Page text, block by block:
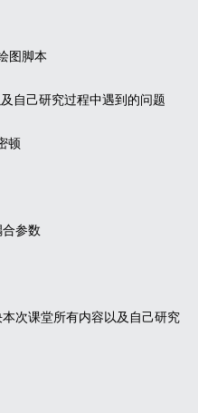
图脚本
自己研究过程中遇到的问题
顿
参数
次课堂所有内容以及自己研究